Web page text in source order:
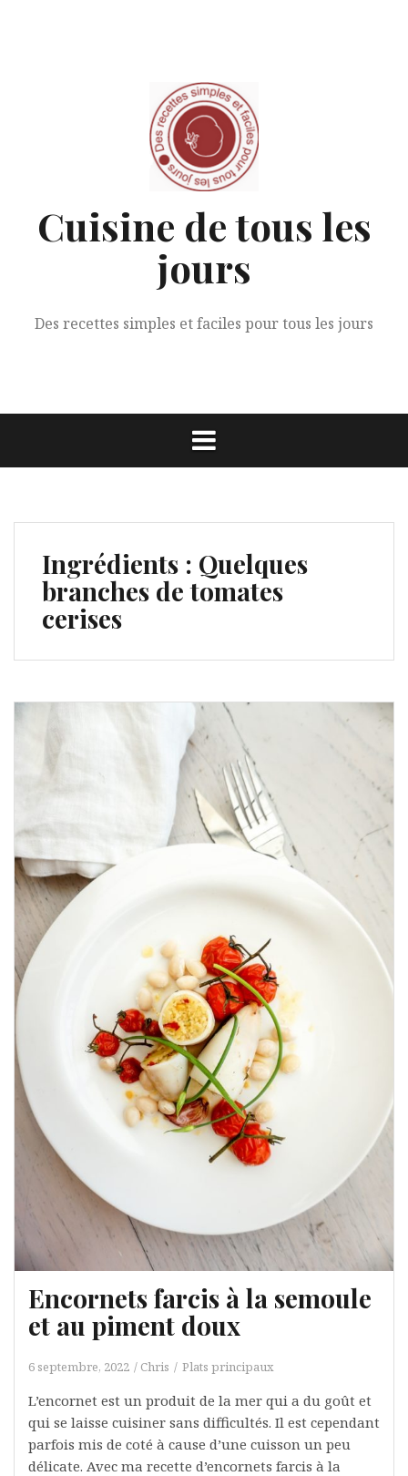
Cuisine de tous les
jours
Des recettes simples et faciles pour tous les jours
Ingrédients : Quelques
branches de tomates
cerises
Encornets farcis à la semoule
et au piment doux
6 septembre, 2022 Chris Plats principaux
L’encornet est un produit de la mer qui a du goût et
qui se laisse cuisiner sans difficultés. Il est cependant
parfois mis de coté à cause d’une cuisson un peu
délicate. Avec ma recette d’encornets farcis à la